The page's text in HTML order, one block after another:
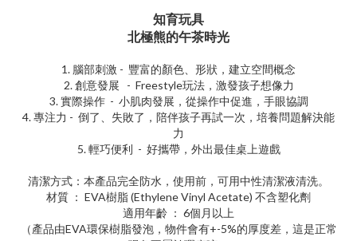
知育玩具
北極熊的午茶時光
1. 腦部刺激 - 豐富的顏色、形狀，建立空間概念
2. 創意發展 - Freestyle玩法，激發孩子想像力
3. 實際操作 - 小肌肉發展，從操作中促進，手眼協調
4. 專注力 - 倒了、失敗了，陪伴孩子再試一次，培養問題解決能
力
5. 輕巧便利 - 好攜帶，外出最佳桌上遊戲
清潔方式：本產品完全防水，使用前，可用中性清潔液清洗。
材質 ： EVA樹脂 (Ethylene Vinyl Acetate) 不含塑化劑
適用年齡 ： 6個月以上
（產品由EVA環保樹脂發泡，物件會有+-5%的厚度差，這是正常